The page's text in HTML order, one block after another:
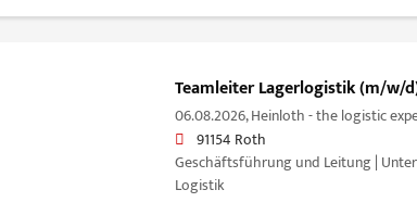
Teamleiter Lagerlogistik (m/w/
06.08.2026,Heinloth - the logistic
91154 Roth
Geschäftsführung und Leitung |
Logistik